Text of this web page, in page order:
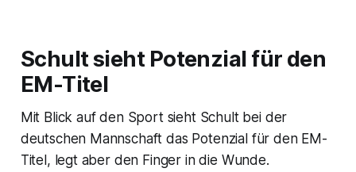
Schult sieht Potenzial für den
EM-Titel
Mit Blick auf den Sport sieht Schult bei der
deutschen Mannschaft das Potenzial für den EM-
Titel, legt aber den Finger in die Wunde.